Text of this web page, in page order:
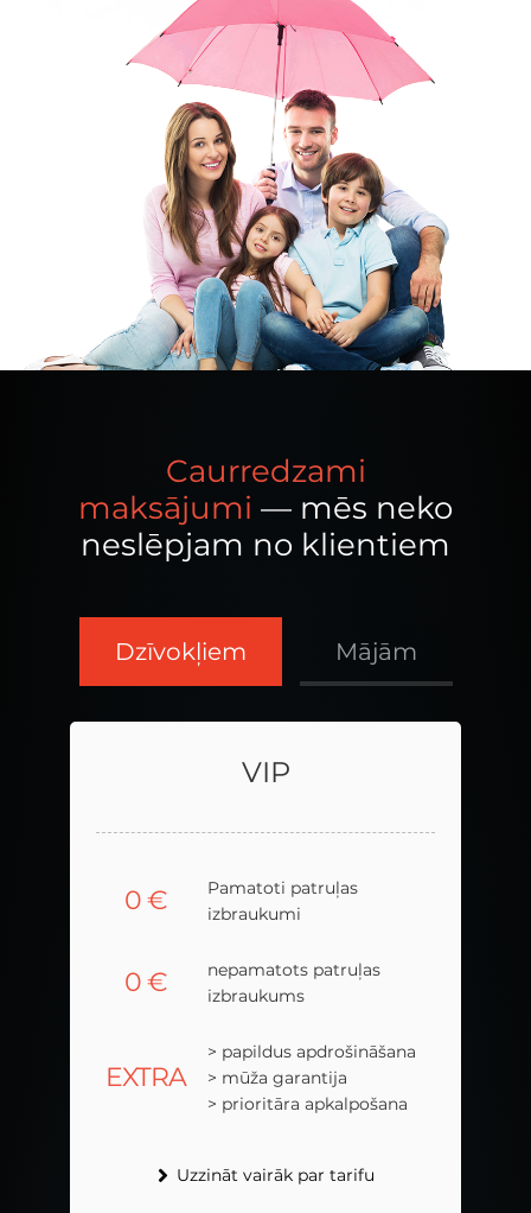
Caurredzami
maksājumi — mēs neko
neslēpjam no klientiem
Dzīvokļiem Mājām
VIP
0€
Pamatoti patruļas
izbraukumi
0€
nepamatots patruļas
izbraukums
EXTRA
> papildus apdrošināšana
> mūža garantija
> prioritāra apkalpošana
Uzzināt vairāk par tarifu
VIP
0€
Pamatoti patruļas
izbraukumi
0€
nepamatots patruļas
izbraukums
EXTRA
> papildus apdrošināšana
> mūža garantija
> prioritāra apkalpošana
Uzzināt vairāk par tarifu